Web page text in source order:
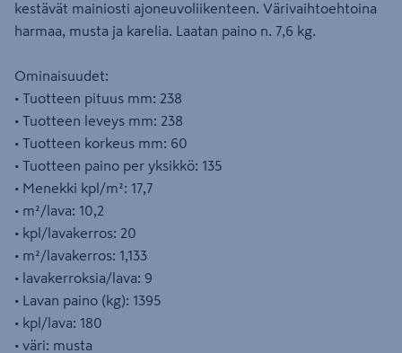
kestävät mainiosti ajoneuvoliikenteen. Värivaihtoehtoina
harmaa, musta ja karelia. Laatan paino n. 7,6 kg.
Ominaisuudet:
• Tuotteen pituus mm: 238
• Tuotteen leveys mm: 238
• Tuotteen korkeus mm: 60
• Tuotteen paino per yksikkö: 135
• Menekki kpl/m²: 17,7
• m²/lava: 10,2
• kpl/lavakerros: 20
• m²/lavakerros: 1,133
• lavakerroksia/lava: 9
• Lavan paino (kg): 1395
• kpl/lava: 180
• väri: musta